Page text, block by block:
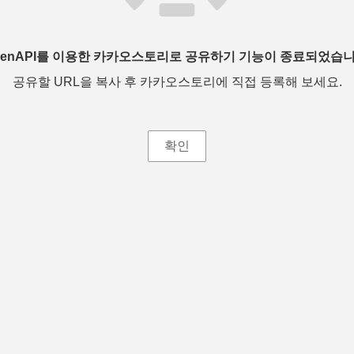
를 이용한 카카오스토리로 공유하기 기능이 종료되었습
공유할 URL을 복사 후 카카오스토리에 직접 등록해 보세요.
확인